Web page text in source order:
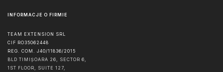
INFORMACJE O FIRMIE
TEAM EXTENSION SRL
CIF RO35062448
REG. COM. J40/11836/2015
BLD TIMIȘOARA 26, SECTOR 6,
1ST FLOOR, SUITE 127,